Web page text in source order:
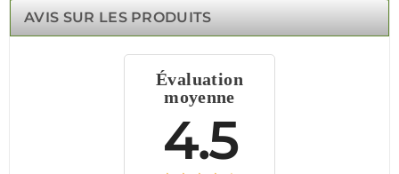
alertes, et son capteur thermique intelligent ajuste la
sensibilité en fonction de la température ambiante. Son
efficacement maisons, bureaux et commerces. Avec une
batterie longue durée de 5 ans, ce détecteur est l’allié
parfait pour une sécurité fiable et continue.
AVIS SUR LES PRODUITS
Évaluation
moyenne
4.5